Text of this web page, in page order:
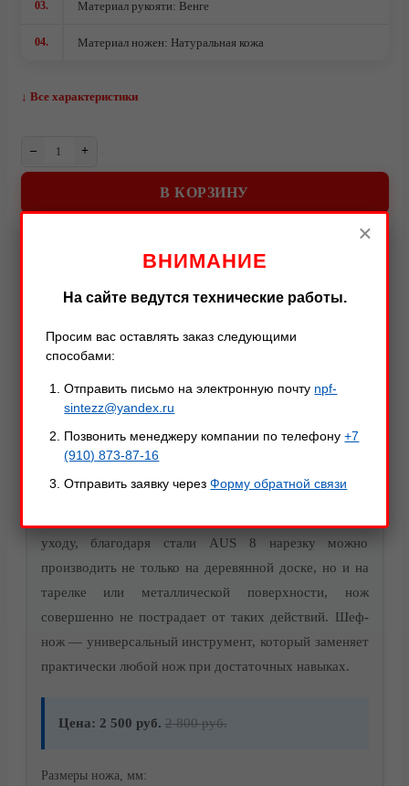
О компании
Видео
03. Материал рукояти: Венге
04. Материал ножен: Натуральная кожа
↓ Все характеристики
– +
В КОРЗИНУ
Описание Характеристики Оставить отзыв
Описание товара
Цельнометаллический кухонный нож «Шеф №1».
Протокол испытаний №460 от 13.04.2018
Нож кухонный «Шеф №1» — отличное решение, если
уходу, благодаря стали AUS 8 нарезку можно
производить не только на деревянной доске, но и на
тарелке или металлической поверхности, нож
совершенно не пострадает от таких действий. Шеф-
нож — универсальный инструмент, который заменяет
практически любой нож при достаточных навыках.
Цена: 2 500 руб. 2 800 руб.
Размеры ножа, мм:
×
ВНИМАНИЕ
На сайте ведутся технические работы.
Просим вас оставлять заказ следующими
способами:
Отправить письмо на электронную почту npf-
sintezz@yandex.ru
Позвонить менеджеру компании по телефону+7
(910) 873-87-16
Отправить заявку черезФорму обратной связи